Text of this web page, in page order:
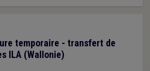
temporaire - transfert de
ILA (Wallonie)